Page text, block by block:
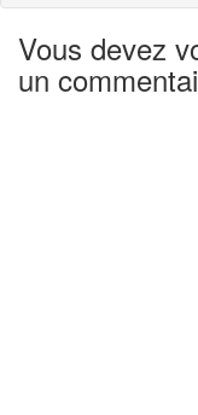
Vous devez
un